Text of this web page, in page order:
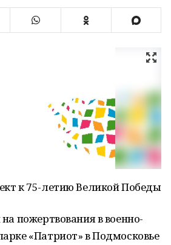
к 75-летию Великой Победы
пожертвования в военно-
«Патриот» в Подмосковье